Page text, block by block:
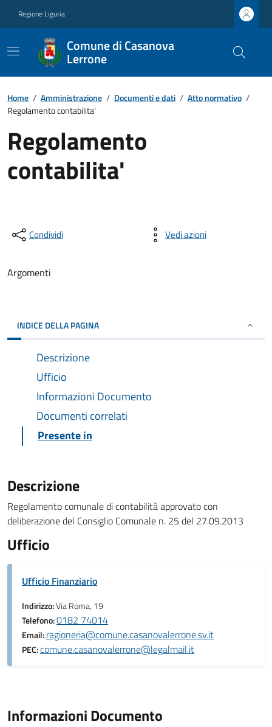
Regione Liguria
Comune di Casanova
Lerrone
Home / Amministrazione / Documenti e dati / Atto normativo /
Regolamento contabilita'
Regolamento
contabilita'
Condividi Vedi azioni
Argomenti
INDICE DELLA PAGINA
Descrizione
Ufficio
Informazioni Documento
Documenti correlati
Presente in
Descrizione
Regolamento comunale di contabilità approvato con
deliberazione del Consiglio Comunale n. 25 del 27.09.2013
Ufficio
Ufficio Finanziario
Indirizzo:Via Roma, 19
Telefono:0182 74014
Email:ragioneria@comune.casanovalerrone.sv.it
PEC:comune.casanovalerrone@legalmail.it
Informazioni Documento